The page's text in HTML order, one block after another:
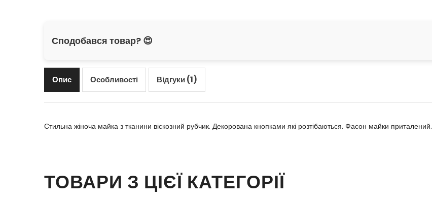
Сподобався товар? 😍
Опис Особливості Відгуки (1)
Стильна жіноча майка з тканини віскозний рубчик. Декорована кнопками які розтібаються. Фасон майки приталений.
ТОВАРИ З ЦІЄЇ КАТЕГОРІЇ